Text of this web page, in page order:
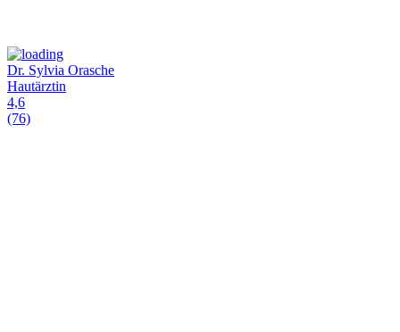
Dr. Sylvia Orasche
Hautärztin
4,6
(76)